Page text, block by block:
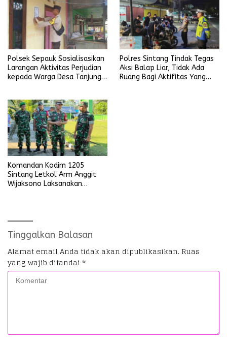
Polsek Sepauk Sosialisasikan
Larangan Aktivitas Perjudian
kepada Warga Desa Tanjung
Polres Sintang Tindak Tegas
Aksi Balap Liar, Tidak Ada
Ruang Bagi Aktifitas Yang
Komandan Kodim 1205
Sintang Letkol Arm Anggit
Wijaksono Laksanakan
Tinggalkan Balasan
Alamat email Anda tidak akan dipublikasikan. Ruas
yang wajib ditandai *